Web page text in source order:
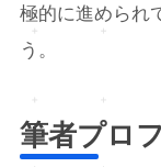
極的に進められ
う。
筆者プロ